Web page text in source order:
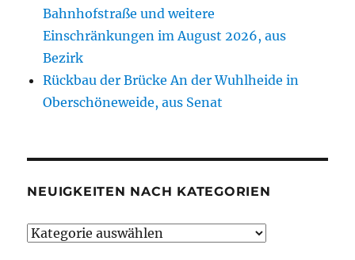
Bahnhofstraße und weitere
Einschränkungen im August 2026, aus
Bezirk
Rückbau der Brücke An der Wuhlheide in
Oberschöneweide, aus Senat
NEUIGKEITEN NACH KATEGORIEN
Neuigkeiten